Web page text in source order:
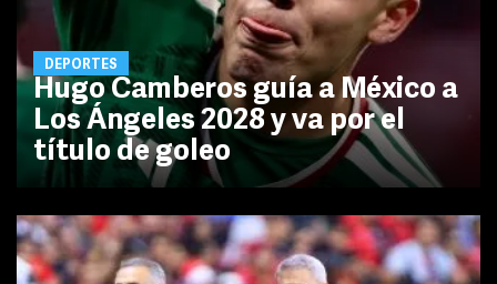
DEPORTES
Hugo Camberos guía a México a
Los Ángeles 2028 y va por el
título de goleo